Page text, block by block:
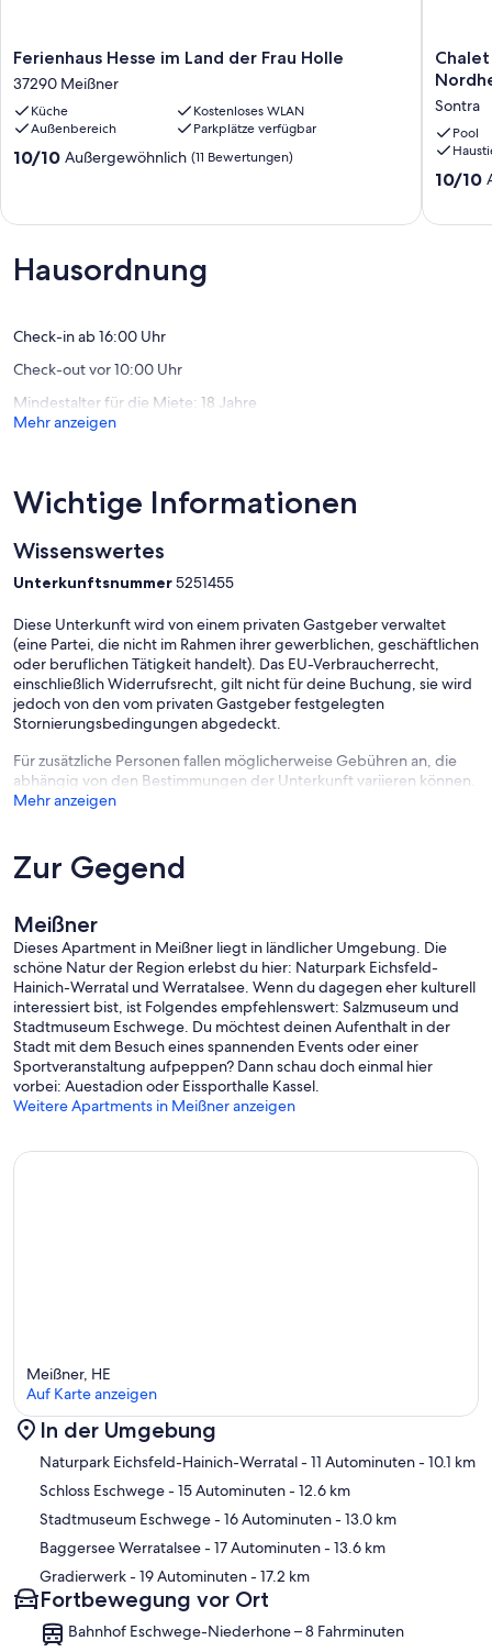
Ferienhaus
Hesse
im
Land
der
Frau
Ferienhaus Hesse im Land der Frau Holle
37290 Meißner
Küche
Kostenloses WLAN
Außenbereich
Parkplätze verfügbar
10.0
Bewertungen)
10/10 Außergewöhnlich (11 Bewertungen)
Chalet
am
im
grünen
Herzen
von
Sontra
Pool
10.0
10/10
Hausordnung
Check-in ab 16:00 Uhr
Check-out vor 10:00 Uhr
Mindestalter für die Miete: 18 Jahre
Mehr anzeigen
Wichtige Informationen
Wissenswertes
Unterkunftsnummer5251455
Diese Unterkunft wird von einem privaten Gastgeber verwaltet
(eine Partei, die nicht im Rahmen ihrer gewerblichen, geschäftlichen
oder beruflichen Tätigkeit handelt). Das EU-Verbraucherrecht,
einschließlich Widerrufsrecht, gilt nicht für deine Buchung, sie wird
jedoch von den vom privaten Gastgeber festgelegten
Stornierungsbedingungen abgedeckt.
Für zusätzliche Personen fallen möglicherweise Gebühren an, die
abhängig von den Bestimmungen der Unterkunft variieren können.
Mehr anzeigen
Zur Gegend
Meißner
Dieses Apartment in Meißner liegt in ländlicher Umgebung. Die
schöne Natur der Region erlebst du hier: Naturpark Eichsfeld-
Hainich-Werratal und Werratalsee. Wenn du dagegen eher kulturell
interessiert bist, ist Folgendes empfehlenswert: Salzmuseum und
Stadtmuseum Eschwege. Du möchtest deinen Aufenthalt in der
Stadt mit dem Besuch eines spannenden Events oder einer
Sportveranstaltung aufpeppen? Dann schau doch einmal hier
vorbei: Auestadion oder Eissporthalle Kassel.
Weitere Apartments in Meißner anzeigen
Karte
Meißner, HE
Auf Karte anzeigen
In der Umgebung
Naturpark Eichsfeld-Hainich-Werratal- 11 Autominuten- 10.1 km
Schloss Eschwege- 15 Autominuten- 12.6 km
Stadtmuseum Eschwege- 16 Autominuten- 13.0 km
Baggersee Werratalsee- 17 Autominuten- 13.6 km
Gradierwerk- 19 Autominuten- 17.2 km
Fortbewegung vor Ort
Bahnhof Eschwege-Niederhone – 8 Fahrminuten